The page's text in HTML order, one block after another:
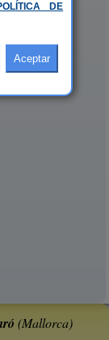
(Mallorca)
DE